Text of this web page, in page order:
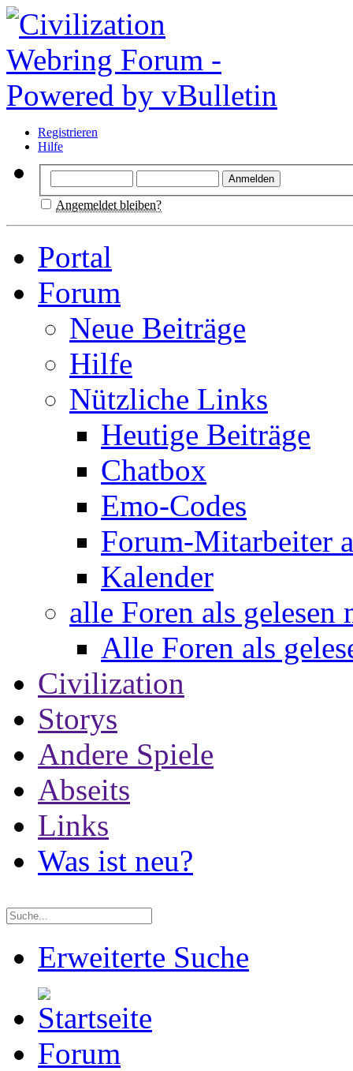
Registrieren
Hilfe
Angemeldet bleiben?
Portal
Forum
Neue Beiträge
Hilfe
Nützliche Links
Heutige Beiträge
Chatbox
Emo-Codes
Forum-Mitarbeiter
Kalender
alle Foren als gelesen
Alle Foren als
Civilization
Storys
Andere Spiele
Abseits
Links
Was ist neu?
Erweiterte Suche
Forum